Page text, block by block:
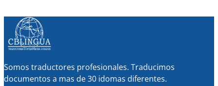
Somos traductores profesionales. Traducimos
documentos a mas de 30 idomas diferentes.